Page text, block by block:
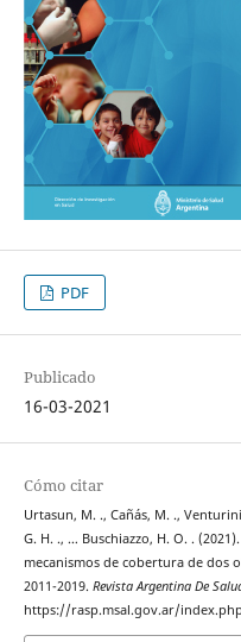
PDF
Publicado
16-03-2021
Cómo citar
Urtasun, M. ., Cañás, M. .,
G. H. ., … Buschiazzo, H. O. .
mecanismos de cobertura de dos
2011-2019. Revista Argentina De
https://rasp.msal.gov.ar/